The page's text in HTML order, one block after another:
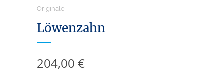
Originale
Löwenzahn
204,00 €